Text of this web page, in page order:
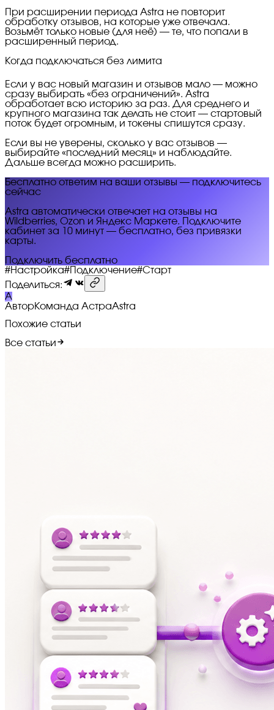
При расширении периода Astra не повторит
обработку отзывов, на которые уже отвечала.
Возьмёт только новые (для неё) — те, что попали в
расширенный период.
Когда подключаться без лимита
Если у вас новый магазин и отзывов мало — можно
сразу выбирать «без ограничений». Astra
обработает всю историю за раз. Для среднего и
крупного магазина так делать не стоит — стартовый
поток будет огромным, и токены спишутся сразу.
Если вы не уверены, сколько у вас отзывов —
выбирайте «последний месяц» и наблюдайте.
Дальше всегда можно расширить.
Бесплатно ответим на ваши отзывы — подключитесь
сейчас
Astra автоматически отвечает на отзывы на
Wildberries, Ozon и Яндекс Маркете. Подключите
кабинет за 10 минут — бесплатно, без привязки
карты.
Подключить бесплатно
#Настройка# Подключение#Старт
Поделиться:
A
АвторКоманда АстраAstra
Похожие статьи
Все статьи